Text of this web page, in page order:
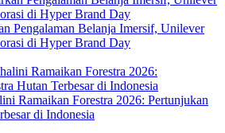
Pengalaman Belanja Imersif, Unilever
di Hyper Brand Day
Ramaikan Forestra 2026: Pertunjukan
di Indonesia